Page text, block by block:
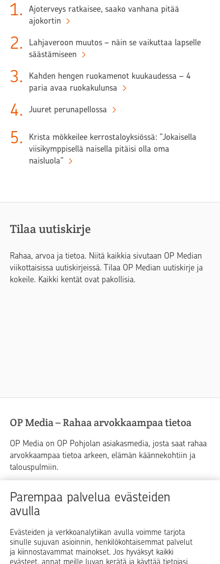
Parempaa palvelua evästeiden
avulla
Evästeiden ja verkkoanalytiikan avulla voimme tarjota
sinulle sujuvan asioinnin, henkilökohtaisemmat palvelut
ja kiinnostavammat mainokset. Jos hyväksyt kaikki
evästeet, annat meille luvan kerätä ja käyttää tietojasi
1.
Ajoterveys ratkaisee, saako vanhana pitää
ajokortin
2.
Lahjaveroon muutos – näin se vaikuttaa lapselle
säästämiseen
3.
Kahden hengen ruokamenot kuukaudessa – 4
paria avaa ruokakulunsa
4. Juuret perunapellossa
5.
Krista mökkeilee kerrostaloyksiössä: ”Jokaisella
viisikymppisellä naisella pitäisi olla oma
naisluola”
Tilaa uutiskirje
Rahaa, arvoa ja tietoa. Niitä kaikkia sivutaan OP Median
viikottaisissa uutiskirjeissä. Tilaa OP Median uutiskirje ja
kokeile. Kaikki kentät ovat pakollisia.
OP Media – Rahaa arvokkaampaa tietoa
OP Media on OP Pohjolan asiakasmedia, josta saat rahaa
arvokkaampaa tietoa arkeen, elämän käännekohtiin ja
talouspulmiin.
Raha Elämä
Yrityselämä
Blogit ja puheenvuorot
Op.fi OP Koti Pohjola Vahinkoapu